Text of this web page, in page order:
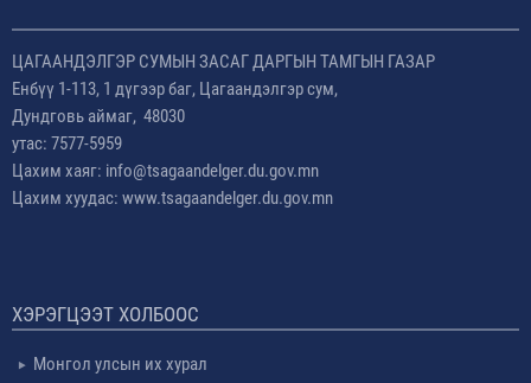
ЦАГААНДЭЛГЭР СУМЫН ЗАСАГ ДАРГЫН ТАМГЫН ГАЗАР
Енбүү 1-113, 1 дүгээр баг, Цагаандэлгэр сум,
Дундговь аймаг, 48030
утас: 7577-5959
Цахим хаяг: info@tsagaandelger.du.gov.mn
Цахим хуудас: www.tsagaandelger.du.gov.mn
ХЭРЭГЦЭЭТ ХОЛБООС
Монгол улсын их хурал